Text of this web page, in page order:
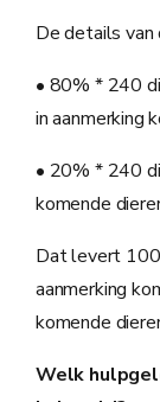
De details van
• 80% * 240
in aanmerking
• 20% * 240
komende
Dat levert 100
aanmerking
komende
Welk